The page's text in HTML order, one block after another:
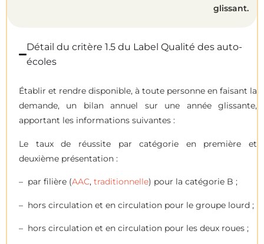
glissant.
Détail du critère 1.5 du Label Qualité des auto-
écoles
Établir et rendre disponible, à toute personne en faisant la
demande, un bilan annuel sur une année glissante,
apportant les informations suivantes :
Le taux de réussite par catégorie en première et
deuxième présentation :
– par filière (AAC, traditionnelle) pour la catégorie B ;
– hors circulation et en circulation pour le groupe lourd ;
– hors circulation et en circulation pour les deux roues ;